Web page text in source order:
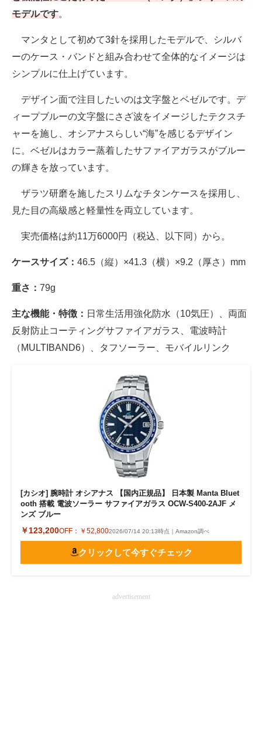
モデルです。
マンタとして初めて3針を採用したモデルで、シルバ
ーのケース・バンドと組み合わせて全体的なイメージは
シンプルに仕上げています。
デザイン面で注目したいのは文字盤とベゼルです。デ
ィープブルーの文字盤にさざ波をイメージしたテクスチ
ャーを施し、オシアナスらしい“海”を感じるデザイン
に。ベゼルはカラー蒸着したサファイアガラスがブルー
の輝きを放っています。
ザラツ研磨を施したスリムなチタンケースを採用し、
見た目の高級感と軽量性を両立しています。
実売価格は約11万6000円（税込、以下同）から。
ケースサイズ： 46.5（縦）×41.3（横）×9.2（厚さ）mm
重さ： 79g
主な機能・特徴： 日常生活用強化防水（10気圧）、両面
反射防止コーティングサファイアガラス、電波時計
（MULTIBAND6）、タフソーラー、モバイルリンク
[カシオ] 腕時計 オシアナス 【国内正規品】 日本製 Manta Bluet
ooth 搭載 電波ソーラー サファイアガラス OCW-S400-2AJF メ
ンズ ブルー
￥123,200OFF： ￥52,8002026/07/14 20:13時点｜Amazon調べ
クリックして今すぐチェック
advertisement